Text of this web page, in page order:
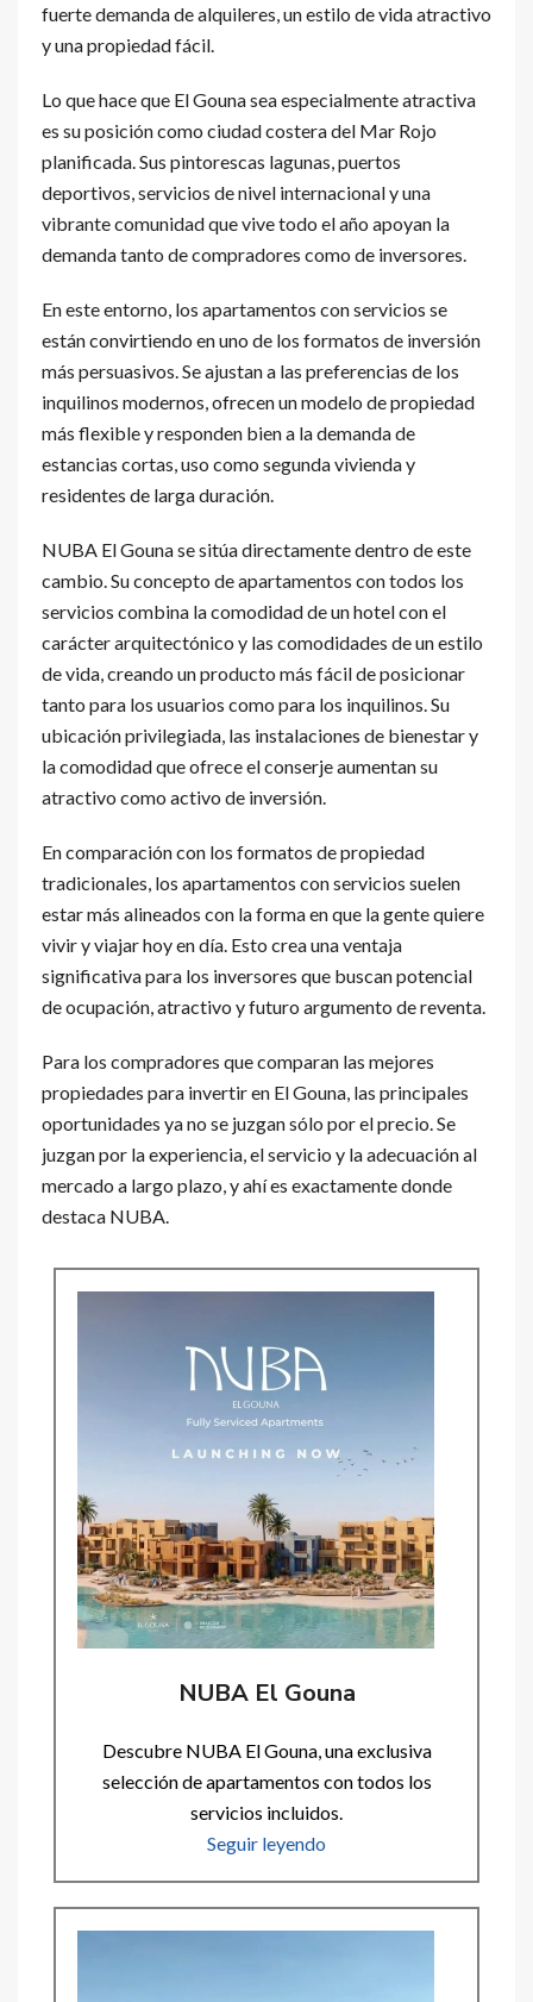
fuerte demanda de alquileres, un estilo de vida atractivo
y una propiedad fácil.
Lo que hace que El Gouna sea especialmente atractiva
es su posición como ciudad costera del Mar Rojo
planificada. Sus pintorescas lagunas, puertos
deportivos, servicios de nivel internacional y una
vibrante comunidad que vive todo el año apoyan la
demanda tanto de compradores como de inversores.
En este entorno, los apartamentos con servicios se
están convirtiendo en uno de los formatos de inversión
más persuasivos. Se ajustan a las preferencias de los
inquilinos modernos, ofrecen un modelo de propiedad
más flexible y responden bien a la demanda de
estancias cortas, uso como segunda vivienda y
residentes de larga duración.
NUBA El Gouna se sitúa directamente dentro de este
cambio. Su concepto de apartamentos con todos los
servicios combina la comodidad de un hotel con el
carácter arquitectónico y las comodidades de un estilo
de vida, creando un producto más fácil de posicionar
tanto para los usuarios como para los inquilinos. Su
ubicación privilegiada, las instalaciones de bienestar y
la comodidad que ofrece el conserje aumentan su
atractivo como activo de inversión.
En comparación con los formatos de propiedad
tradicionales, los apartamentos con servicios suelen
estar más alineados con la forma en que la gente quiere
vivir y viajar hoy en día. Esto crea una ventaja
significativa para los inversores que buscan potencial
de ocupación, atractivo y futuro argumento de reventa.
Para los compradores que comparan las mejores
propiedades para invertir en El Gouna, las principales
oportunidades ya no se juzgan sólo por el precio. Se
juzgan por la experiencia, el servicio y la adecuación al
mercado a largo plazo, y ahí es exactamente donde
destaca NUBA.
NUBA El Gouna
Descubre NUBA El Gouna, una exclusiva
selección de apartamentos con todos los
servicios incluidos.
Seguir leyendo